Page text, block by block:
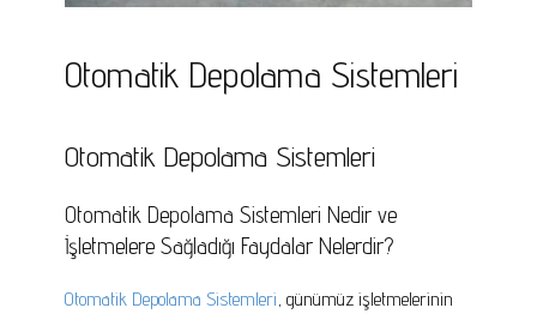
Otomatik Depolama Sistemleri
Otomatik Depolama Sistemleri
Otomatik Depolama Sistemleri Nedir ve
İşletmelere Sağladığı Faydalar Nelerdir?
Otomatik Depolama Sistemleri, günümüz işletmelerinin